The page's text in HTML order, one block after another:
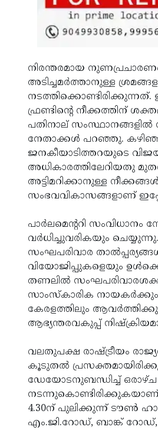
നിരന്തരമായ
അടിച്ചമര്‍ത്താനുള്ള
ഫ്രണ്ടിന്റെ നീക്കത്തിന്
പതിനാല് സംസ്ഥാനങ്ങളില്‍
നേതാക്കള്‍ പറഞ്ഞു.
ജനകീയാടിത്തറയുടെ
അധികാരത്തിലേറിയതു
അട്ടിമറിക്കാനുള്ള
സംഭവവികാസങ്ങളാണ്
പാര്‍ലമെന്ററി
വര്‍ധിച്ചുവരികയും
സംഘപരിവാര
വിയോജിപ്പുകളെയും
തണലില്‍
സാംസ്‌കാരിക
കേരളത്തിലും
ആഭ്യന്തരവകുപ്പ്
വലതുപക്ഷ രാഷ്ട്രീയം
കൂടുതല്‍
ഡേയോടനുബന്ധിച്ച്
4.30ന് പുലിക്കുന്ന് ടൗണ്‍
എം.ജി.റോഡ്, ബാങ്ക്